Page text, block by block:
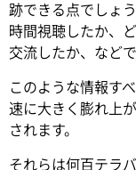
跡できる点でしょ
時間視聴したか、
交流したか、などで
このような情報す
速に大きく膨れ上
されます。
それらは何百テラ